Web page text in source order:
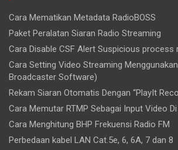
Cara Mematikan Metadata RadioBOSS
Paket Peralatan Siaran Radio Streaming
Cara Disable CSF Alert Suspicious process
Cara Setting Video Streaming
Broadcaster Software)
Rekam Siaran Otomatis Dengan “PlayIt
Cara Memutar RTMP Sebagai Input Video Di
Cara Menghitung BHP Frekuensi Radio FM
Perbedaan kabel LAN Cat.5e, 6, 6A, 7 dan 8